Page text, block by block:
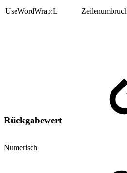
UseWordWrap:L
Rückgabewert
Numerisch